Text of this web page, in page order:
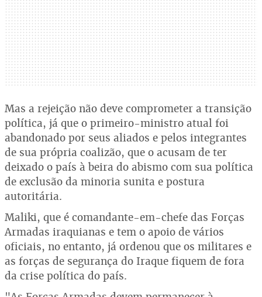
Mas a rejeição não deve comprometer a transição
política, já que o primeiro-ministro atual foi
abandonado por seus aliados e pelos integrantes
de sua própria coalizão, que o acusam de ter
deixado o país à beira do abismo com sua política
de exclusão da minoria sunita e postura
autoritária.
Maliki, que é comandante-em-chefe das Forças
Armadas iraquianas e tem o apoio de vários
oficiais, no entanto, já ordenou que os militares e
as forças de segurança do Iraque fiquem de fora
da crise política do país.